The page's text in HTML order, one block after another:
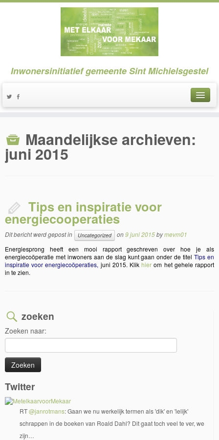
Inwonersinitiatief gemeente Sint Michielsgestel
Maandelijkse archieven:
juni 2015
Tips en inspiratie voor
energiecooperaties
Dit bericht werd gepost in Uncategorized on9 juni 2015bymevm01
Energiesprong heeft een mooi rapport geschreven over hoe je als
energiecoöperatie met inwoners aan de slag kunt gaan onder de titelTips en
inspiratie voor energiecoöperaties, juni 2015. Klikhier om het gehele rapport
in te zien.
zoeken
Zoeken naar:
Twitter
RT@janrotmans: Gaan we nu werkelijk termen als 'dik' en 'lelijk'
schrappen in de boeken van Roald Dahl? Dit gaat toch veel te ver, we
zijn…